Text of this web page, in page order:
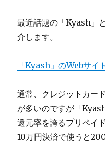
最近話題の「Kyash」
介します。
「Kyash」のWebサイト
通常、クレジットカー
が多いのですが「
還元率を誇るプリペイ
10万円決済で使うと